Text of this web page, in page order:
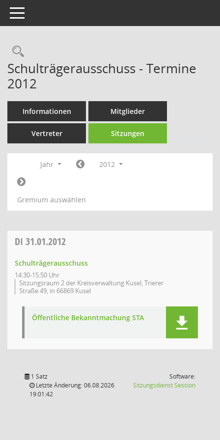
Toggle navigation
Rechercheauswahl
Schulträgerausschuss - Termine
2012
Informationen Mitglieder
Vertreter Sitzungen
Jahr 2012
Gremium auswählen
DI 31.01.2012
Schulträgerausschuss
14:30-15:50 Uhr
Sitzungsraum 2 der Kreisverwaltung Kusel, Trierer
Straße 49, in 66869 Kusel
Öffentliche Bekanntmachung STA
1 Satz
Letzte Änderung: 06.08.2026
19:01:42
Software:
SitzungsdienstSession(Wird in